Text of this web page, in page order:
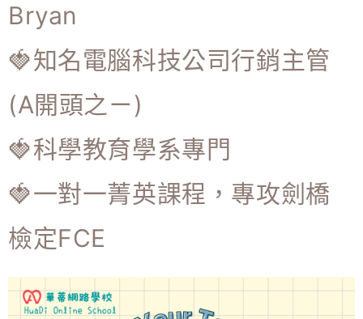
Bryan
🍓知名電腦科技公司行銷主管
(A開頭之ㄧ)
🍓科學教育學系專門
🍓一對一菁英課程，專攻劍橋
檢定FCE